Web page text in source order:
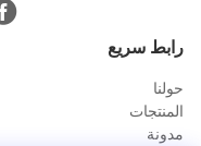
رابط سريع
حولنا
المنتجات
مدونة